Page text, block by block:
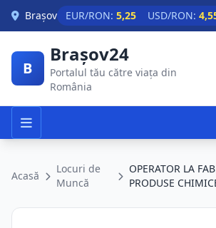
Skip to main content
Brașov EUR/RON: 5,25 USD/RON:
B
Brașov24
Portalul tău către viața din
România
Acasă
Locuri de
Muncă
OPERATOR LA
PRODUSE